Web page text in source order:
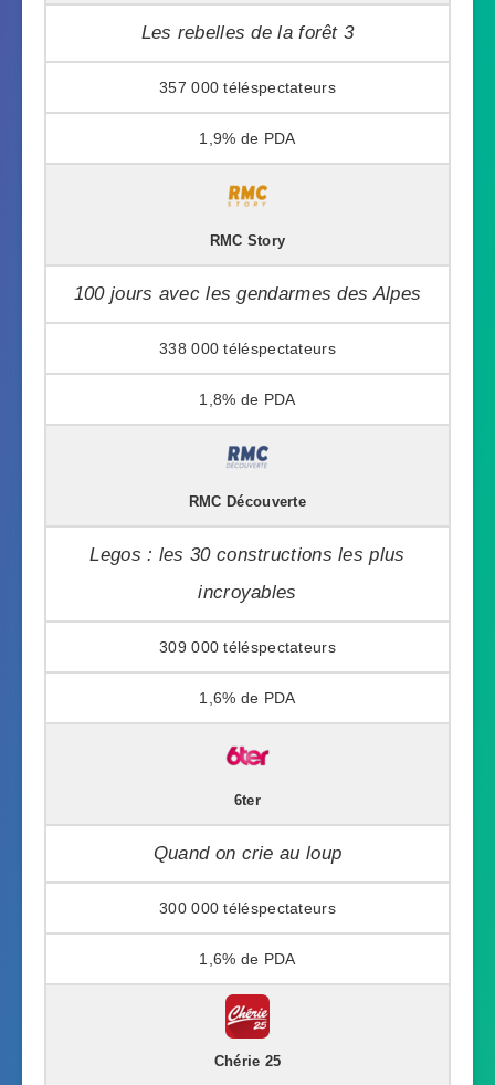
Les rebelles de la forêt 3
357 000
1,9%
RMC Story
100 jours avec les gendarmes des Alpes
338 000
1,8%
RMC Découverte
Legos : les 30 constructions les plus
incroyables
309 000
1,6%
6ter
Quand on crie au loup
300 000
1,6%
Chérie 25